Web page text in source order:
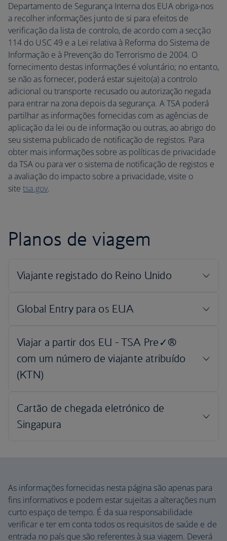
Departamento de Segurança Interna dos EUA obriga-nos
a recolher informações junto de si para efeitos de
verificação da lista de controlo, de acordo com a secção
114 do USC 49 e a Lei relativa à Reforma do Sistema de
Informação e à Prevenção do Terrorismo de 2004. O
fornecimento destas informações é voluntário; no entanto,
se não as fornecer, poderá estar sujeito(a) a controlo
adicional ou transporte recusado ou autorização negada
para entrar na zona depois da segurança. A TSA poderá
partilhar as informações fornecidas com as agências de
aplicação da lei ou de informação ou outras, ao abrigo do
seu sistema publicado de notificação de registos. Para
obter mais informações sobre as políticas de privacidade
da TSA ou para ver o sistema de notificação de registos e
a avaliação do impacto sobre a privacidade, visite o
sitetsa.gov.
Planos de viagem
As informações fornecidas nesta página são apenas para
fins informativos e podem estar sujeitas a alterações num
curto espaço de tempo. É da sua responsabilidade
verificar e ter em conta todos os requisitos de saúde e de
entrada no país que são referentes à sua viagem. Deverá